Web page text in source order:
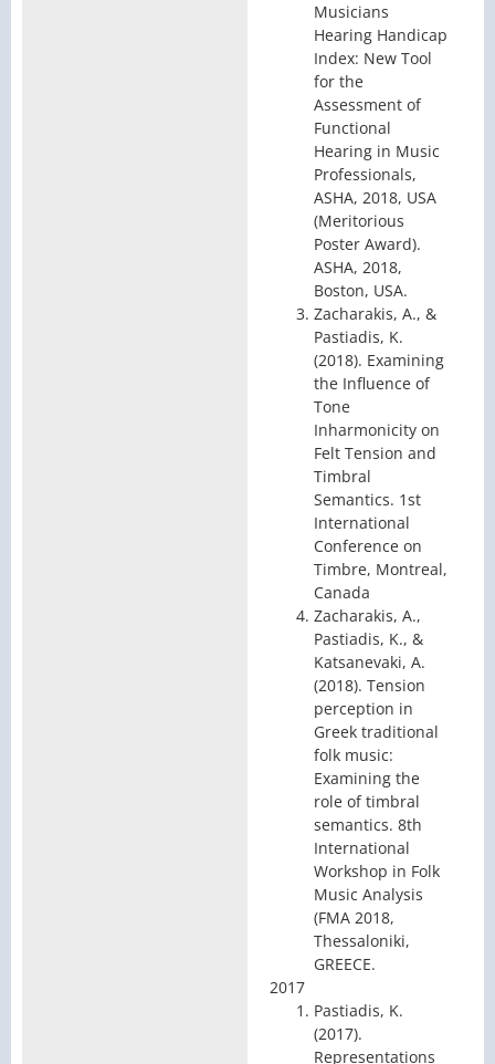
Musicians
Hearing Handicap
Index: New Tool
for the
Assessment of
Functional
Hearing in Music
Professionals,
ASHA, 2018, USA
(Meritorious
Poster Award).
ASHA, 2018,
Boston, USA.
Zacharakis, A., &
Pastiadis, K.
(2018). Examining
the Influence of
Tone
Inharmonicity on
Felt Tension and
Timbral
Semantics. 1st
International
Conference on
Timbre, Montreal,
Canada
Zacharakis, A.,
Pastiadis, K., &
Katsanevaki, A.
(2018). Tension
perception in
Greek traditional
folk music:
Examining the
role of timbral
semantics. 8th
International
Workshop in Folk
Music Analysis
(FMA 2018,
Thessaloniki,
GREECE.
2017
Pastiadis, K.
(2017).
Representations